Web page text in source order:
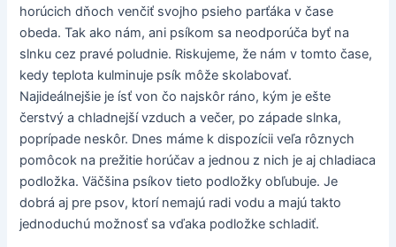
horúcich dňoch venčiť svojho psieho parťáka v čase
obeda. Tak ako nám, ani psíkom sa neodporúča byť na
slnku cez pravé poludnie. Riskujeme, že nám v tomto čase,
kedy teplota kulminuje psík môže skolabovať.
Najideálnejšie je ísť von čo najskôr ráno, kým je ešte
čerstvý a chladnejší vzduch a večer, po západe slnka,
poprípade neskôr. Dnes máme k dispozícii veľa rôznych
pomôcok na prežitie horúčav a jednou z nich je aj chladiaca
podložka. Väčšina psíkov tieto podložky obľubuje. Je
dobrá aj pre psov, ktorí nemajú radi vodu a majú takto
jednoduchú možnosť sa vďaka podložke schladiť.